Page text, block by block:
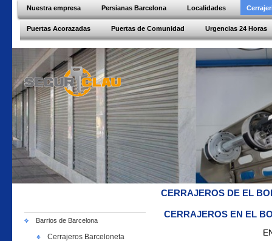
Nuestra empresa Persianas Barcelona Localidades
Puertas Acorazadas Puertas de Comunidad Urgencias 24 Horas
Barrios de Barcelona
Cerrajeros Barceloneta
CERRAJEROS DE EL
CERRAJEROS EN EL